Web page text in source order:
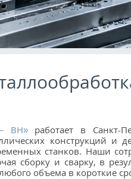
— ВН» работает в Санкт-
конструкций и
станков. Наши
сборку и сварку, в
объема в короткие